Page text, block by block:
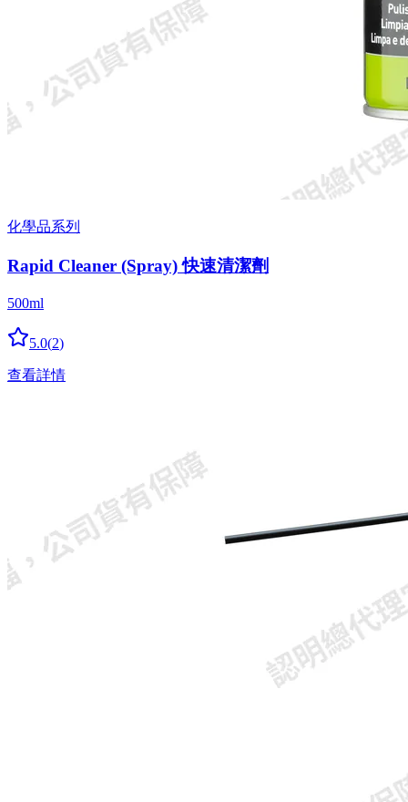
化學品系列
Rapid Cleaner (Spray) 快速清潔劑
500ml
5.0(2)
查看詳情